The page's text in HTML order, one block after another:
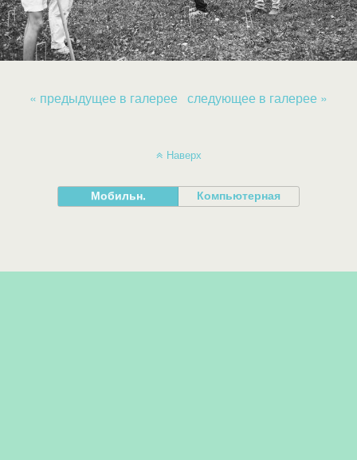
« предыдущее в галерее следующее в галерее »
Наверх
Мобильн. Компьютерная